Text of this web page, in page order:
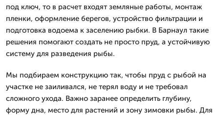
под ключ, то в расчет входят земляные работы, монтаж
пленки, оформление берегов, устройство фильтрации и
подготовка водоема к заселению рыбки. В Барнаул такие
решения помогают создать не просто пруд, а устойчивую
систему для разведения рыбы.
Мы подбираем конструкцию так, чтобы пруд с рыбой на
участке не заиливался, не терял воду и не требовал
сложного ухода. Важно заранее определить глубину,
форму дна, место для растений и зону зимовки рыбы. Для